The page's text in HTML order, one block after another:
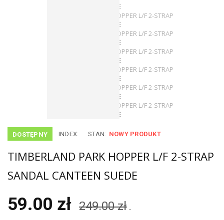
DOSTĘPNY INDEX: STAN: NOWY PRODUKT
TIMBERLAND PARK HOPPER L/F 2-STRAP
SANDAL CANTEEN SUEDE
59.00 zł 249.00 zł ..